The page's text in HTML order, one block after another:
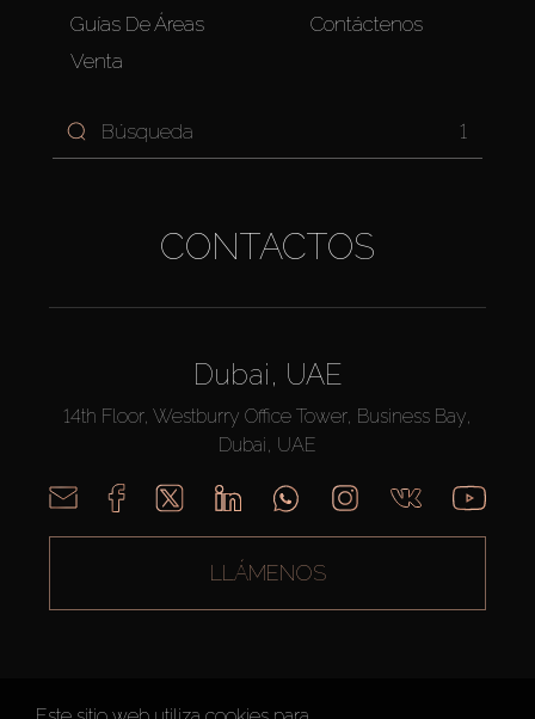
Guías De Áreas
Venta
Contáctenos
1
CONTACTOS
Dubai, UAE
14th Floor, Westburry Office Tower, Business Bay,
Dubai, UAE
LLÁMENOS